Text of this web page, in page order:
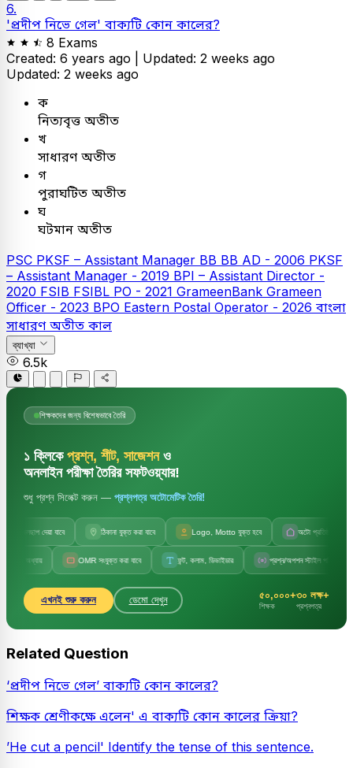
6.
'প্রদীপ নিভে গেল' বাক্যটি কোন কালের?
8 Exams
Created: 6 years ago | Updated: 2 weeks ago
Updated: 2 weeks ago
ক
নিত্যবৃত্ত অতীত
খ
সাধারণ অতীত
গ
পুরাঘটিত অতীত
ঘ
ঘটমান অতীত
PSC PKSF – Assistant Manager BB BB AD - 2006 PKSF
– Assistant Manager - 2019 BPI – Assistant Director -
2020 FSIB FSIBL PO - 2021 GrameenBank Grameen
Officer - 2023 BPO Eastern Postal Operator - 2026 বাংলা
সাধারণ অতীত কাল
ব্যাখ্যা
6.5k
শিক্ষকদের জন্য বিশেষভাবে তৈরি
১ ক্লিকে প্রশ্ন, শীট, সাজেশনও
অনলাইন পরীক্ষা তৈরির সফটওয়্যার!
শুধু প্রশ্ন সিলেক্ট করুন — প্রশ্নপত্র অটোমেটিক তৈরি!
জলছাপ দেয়া যাবে ঠিকানা যুক্ত করা যাবে Logo, Motto যুক্ত হবে অটো প্রতিষ্ঠানের নাম
OMR সংযুক্ত করা যাবে ফন্ট, কলাম, ডিভাইডার প্রশ্ন/অপশন স্টাইল পরিবর্তন
এখনই শুরু করুন ডেমো দেখুন ৫০,০০০+
শিক্ষক
৩০ লক্ষ+
প্রশ্নপত্র
Related Question
‘প্রদীপ নিভে গেল’ বাক্যটি কোন কালের?
শিক্ষক শ্রেণীকক্ষে এলেন' এ বাক্যটি কোন কালের ক্রিয়া?
’He cut a pencil' Identify the tense of this sentence.